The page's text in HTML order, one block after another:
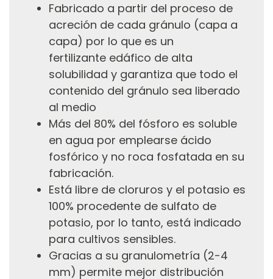
Fabricado a partir del proceso de
acreción de cada gránulo (capa a
capa) por lo que es un
fertilizante edáfico de alta
solubilidad y garantiza que todo el
contenido del gránulo sea liberado
al medio
Más del 80% del fósforo es soluble
en agua por emplearse ácido
fosfórico y no roca fosfatada en su
fabricación.
Está libre de cloruros y el potasio es
100% procedente de sulfato de
potasio, por lo tanto, está indicado
para cultivos sensibles.
Gracias a su granulometría (2-4
mm) permite mejor distribución